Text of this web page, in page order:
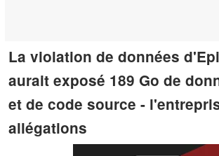
La violation de données
aurait exposé 189 Go de
et de code source -
allégations